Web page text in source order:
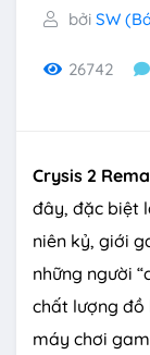
bởi SW
26742
Crysis 2
đây, đặc biệt
niên kỷ, giới
những người
chất lượng đồ
máy chơi